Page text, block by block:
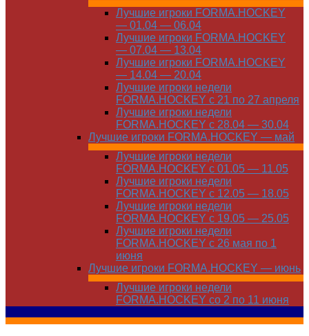
Лучшие игроки FORMA.HOCKEY
— 01.04 — 06.04
Лучшие игроки FORMA.HOCKEY
— 07.04 — 13.04
Лучшие игроки FORMA.HOCKEY
— 14.04 — 20.04
Лучшие игроки недели
FORMA.HOCKEY с 21 по 27 апреля
Лучшие игроки недели
FORMA.HOCKEY с 28.04 — 30.04
Лучшие игроки FORMA.HOCKEY — май
Лучшие игроки недели
FORMA.HOCKEY с 01.05 — 11.05
Лучшие игроки недели
FORMA.HOCKEY с 12.05 — 18.05
Лучшие игроки недели
FORMA.HOCKEY с 19.05 — 25.05
Лучшие игроки недели
FORMA.HOCKEY с 26 мая по 1
июня
Лучшие игроки FORMA.HOCKEY — июнь
Лучшие игроки недели
FORMA.HOCKEY со 2 по 11 июня